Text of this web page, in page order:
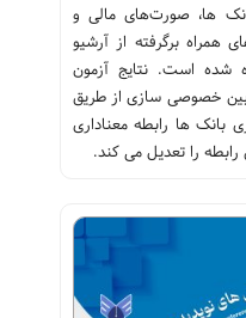
ها، صورت‌های مالی و
همراه برگرفته از آرشیو
شده است. نتایج آزمون
خصوصی سازی از طریق
بانک ها رابطه معناداری
را تعدیل می کند.